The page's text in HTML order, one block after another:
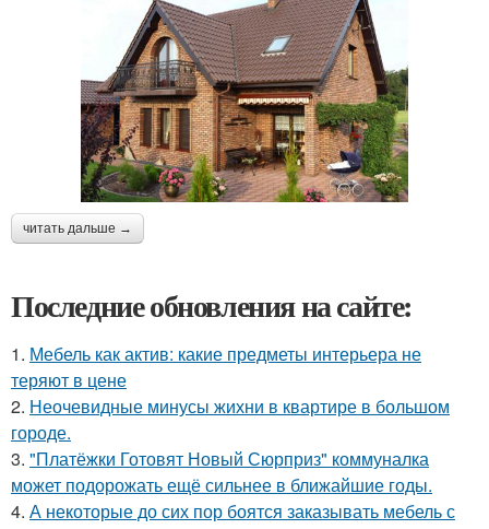
читать дальше →
Последние обновления на сайте:
1. Мебель как актив: какие предметы интерьера не
теряют в цене
2. Неочевидные минусы жихни в квартире в большом
городе.
3. "Платёжки Готовят Новый Сюрприз" коммуналка
может подорожать ещё сильнее в ближайшие годы.
4. А некоторые до сих пор боятся заказывать мебель с